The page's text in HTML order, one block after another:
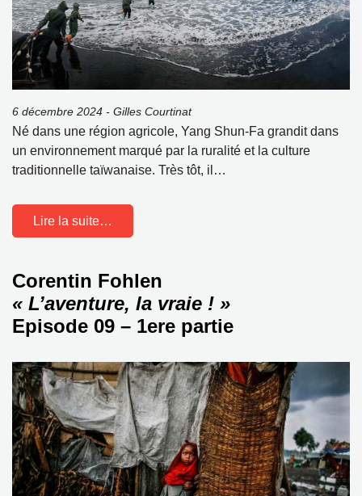
6 décembre 2024 - Gilles Courtinat
Né dans une région agricole, Yang Shun-Fa grandit dans
un environnement marqué par la ruralité et la culture
traditionnelle taïwanaise. Très tôt, il…
Lire la suite…
Corentin Fohlen
« L’aventure, la vraie ! »
Episode 09 – 1ere partie